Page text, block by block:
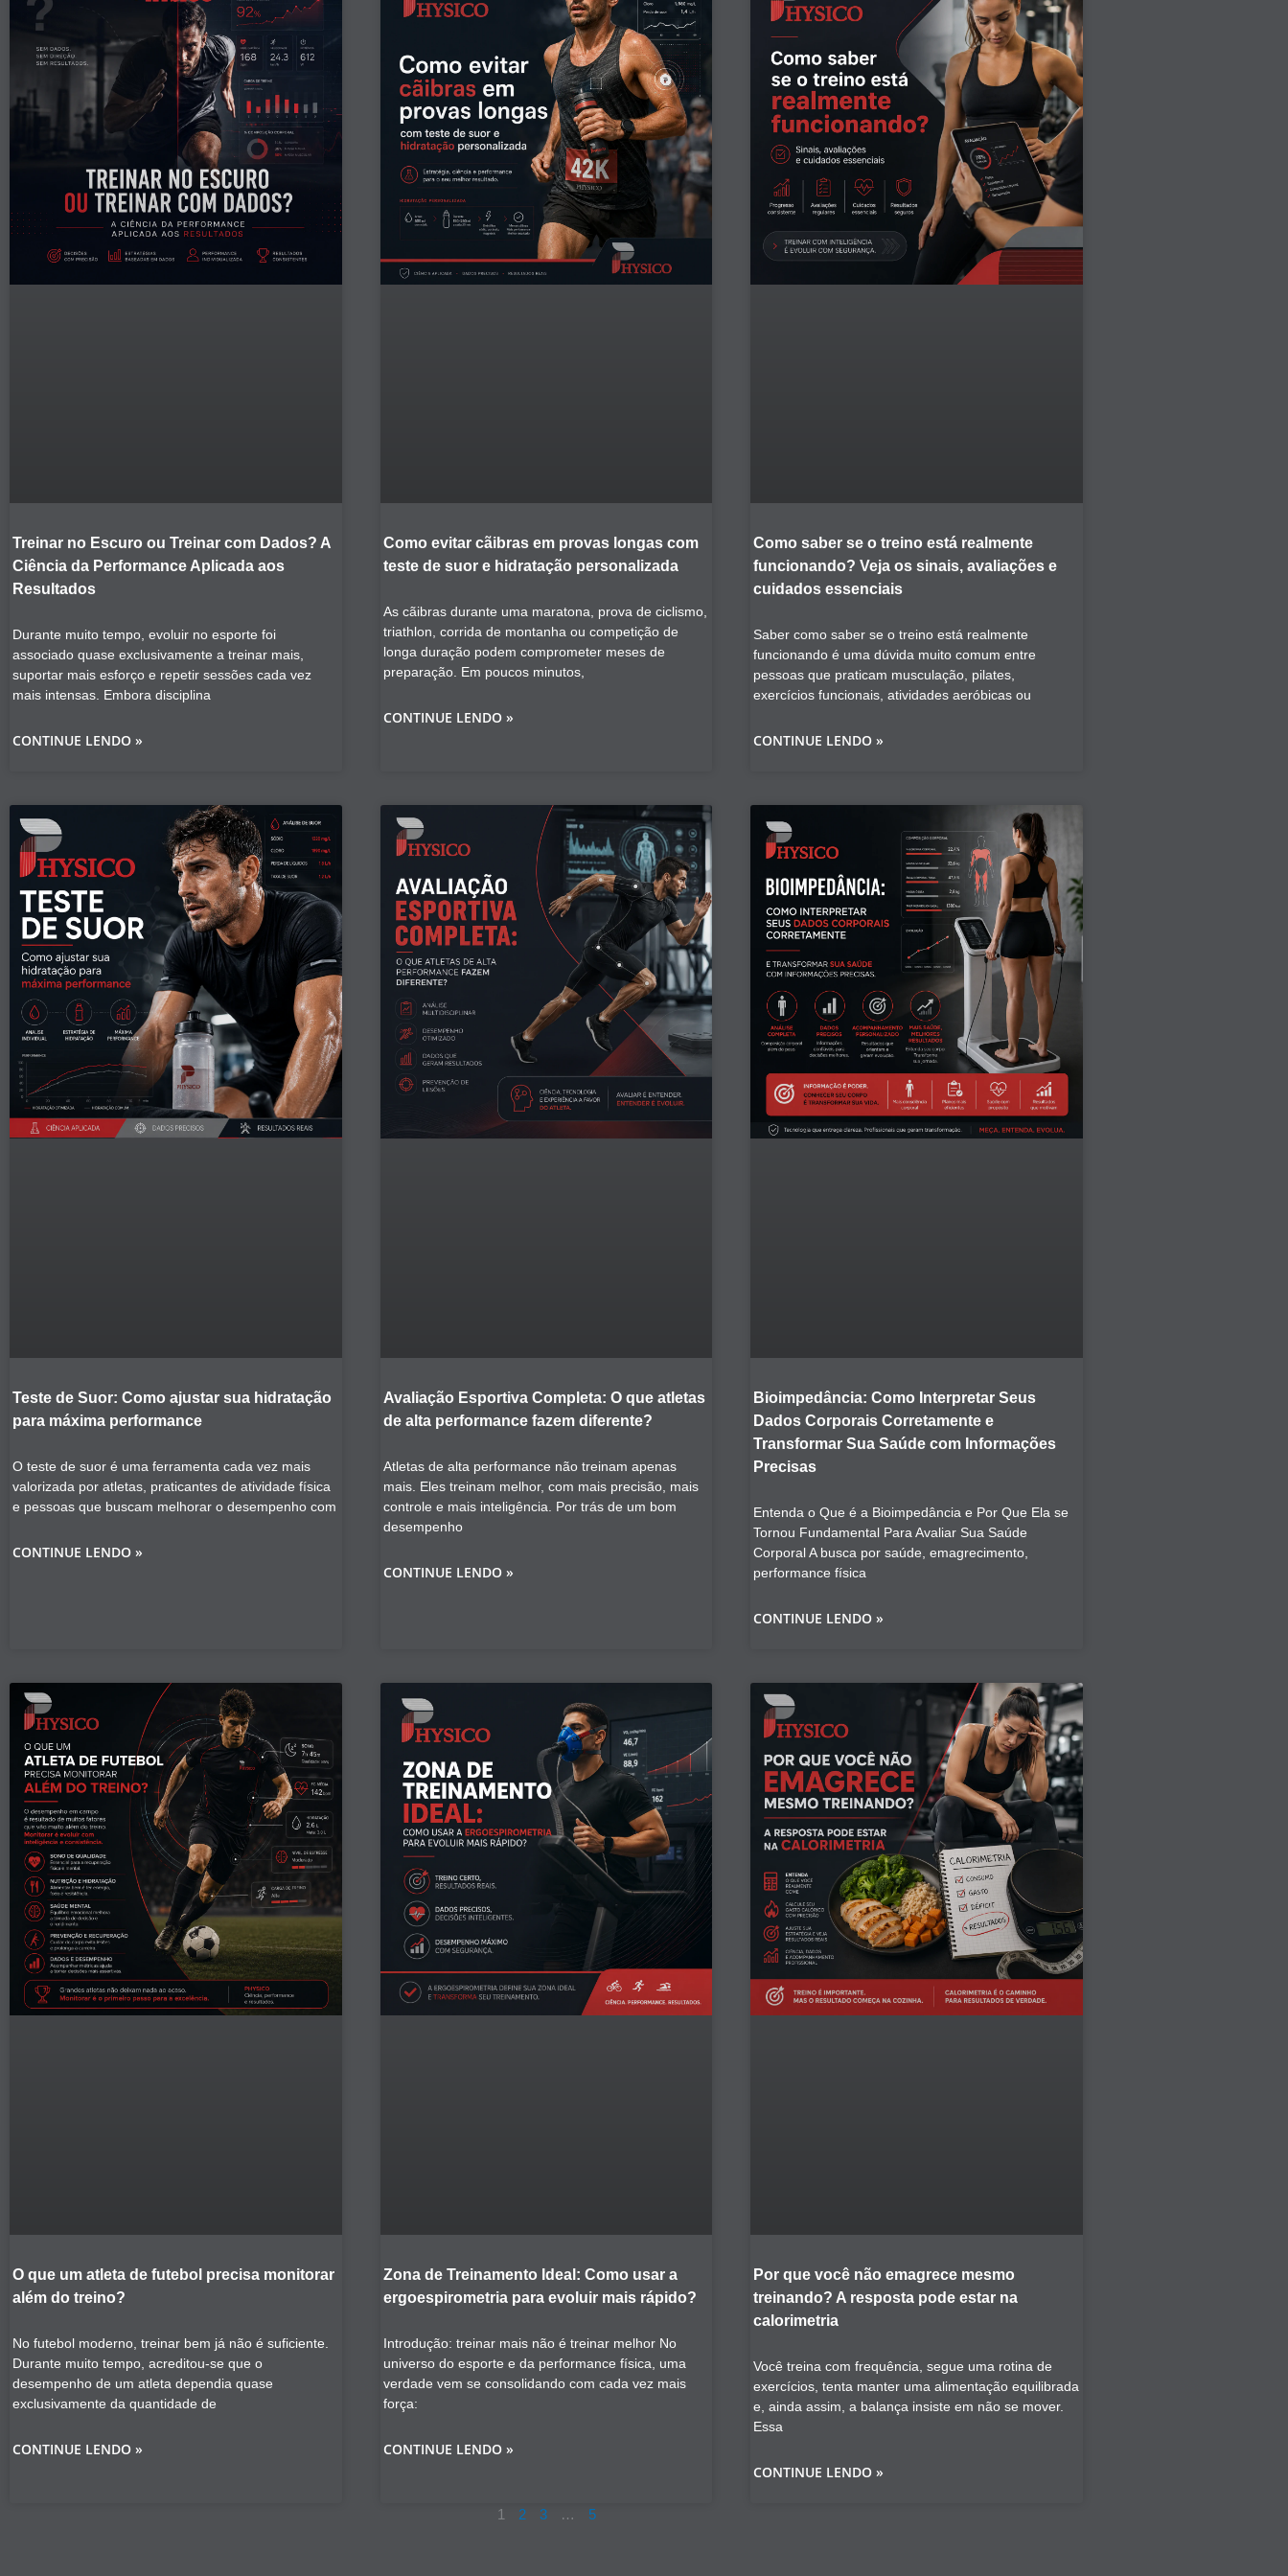
Treinar no Escuro ou Treinar com Dados? A
Ciência da Performance Aplicada aos
Resultados
Durante muito tempo, evoluir no esporte foi
associado quase exclusivamente a treinar mais,
suportar mais esforço e repetir sessões cada vez
mais intensas. Embora disciplina
CONTINUE LENDO »
Como evitar cãibras em provas longas com
teste de suor e hidratação personalizada
As cãibras durante uma maratona, prova de ciclismo,
triathlon, corrida de montanha ou competição de
longa duração podem comprometer meses de
preparação. Em poucos minutos,
CONTINUE LENDO »
Como saber se o treino está realmente
funcionando? Veja os sinais, avaliações e
cuidados essenciais
Saber como saber se o treino está realmente
funcionando é uma dúvida muito comum entre
pessoas que praticam musculação, pilates,
exercícios funcionais, atividades aeróbicas ou
CONTINUE LENDO »
Teste de Suor: Como ajustar sua hidratação
para máxima performance
O teste de suor é uma ferramenta cada vez mais
valorizada por atletas, praticantes de atividade física
e pessoas que buscam melhorar o desempenho com
CONTINUE LENDO »
Avaliação Esportiva Completa: O que atletas
de alta performance fazem diferente?
Atletas de alta performance não treinam apenas
mais. Eles treinam melhor, com mais precisão, mais
controle e mais inteligência. Por trás de um bom
desempenho
CONTINUE LENDO »
Bioimpedância: Como Interpretar Seus
Dados Corporais Corretamente e
Transformar Sua Saúde com Informações
Precisas
Entenda o Que é a Bioimpedância e Por Que Ela se
Tornou Fundamental Para Avaliar Sua Saúde
Corporal A busca por saúde, emagrecimento,
performance física
CONTINUE LENDO »
O que um atleta de futebol precisa monitorar
além do treino?
No futebol moderno, treinar bem já não é suficiente.
Durante muito tempo, acreditou-se que o
desempenho de um atleta dependia quase
exclusivamente da quantidade de
CONTINUE LENDO »
Zona de Treinamento Ideal: Como usar a
ergoespirometria para evoluir mais rápido?
Introdução: treinar mais não é treinar melhor No
universo do esporte e da performance física, uma
verdade vem se consolidando com cada vez mais
força:
CONTINUE LENDO »
Por que você não emagrece mesmo
treinando? A resposta pode estar na
calorimetria
Você treina com frequência, segue uma rotina de
exercícios, tenta manter uma alimentação equilibrada
e, ainda assim, a balança insiste em não se mover.
Essa
CONTINUE LENDO »
1 2 3 … 5